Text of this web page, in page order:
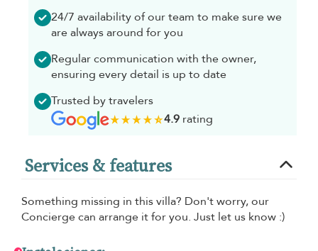
24/7 availability of our team to make sure we
are always around for you
Regular communication with the owner,
ensuring every detail is up to date
Trusted by travelers
4.9rating
Services & features
Something missing in this villa? Don't worry, our
Concierge can arrange it for you. Just let us know :)